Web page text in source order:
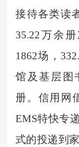
接待各类读
35.22万余
1862场，3
馆及基层图
册。信用 网
EMS特快专
式的投递到